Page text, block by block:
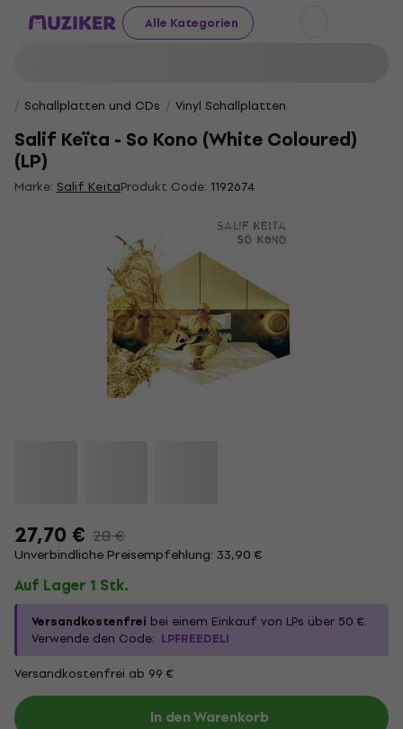
Alle Kategorien
Schallplatten und CDs Vinyl Schallplatten
Salif Keïta - So Kono (White Coloured)
(LP)
Marke: Salif KeïtaProdukt Code: 1192674
27,70 € 28 €
Unverbindliche Preisempfehlung: 33,90 €
Auf Lager 1 Stk.
Versandkostenfrei bei einem Einkauf von LPs über 50 €.
Verwende den Code: LPFREEDELI
Versandkostenfrei ab 99 €
In den Warenkorb